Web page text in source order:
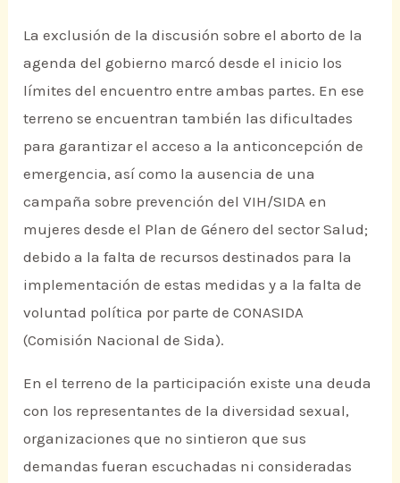
La exclusión de la discusión sobre el aborto de la
agenda del gobierno marcó desde el inicio los
límites del encuentro entre ambas partes. En ese
terreno se encuentran también las dificultades
para garantizar el acceso a la anticoncepción de
emergencia, así como la ausencia de una
campaña sobre prevención del VIH/SIDA en
mujeres desde el Plan de Género del sector Salud;
debido a la falta de recursos destinados para la
implementación de estas medidas y a la falta de
voluntad política por parte de CONASIDA
(Comisión Nacional de Sida).
En el terreno de la participación existe una deuda
con los representantes de la diversidad sexual,
organizaciones que no sintieron que sus
demandas fueran escuchadas ni consideradas